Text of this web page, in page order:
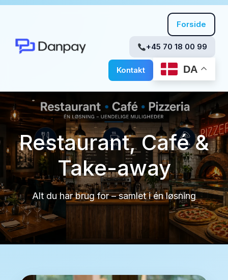
Forside
+45 70 18 00 99
Kontakt DA
Restaurant, Café &
Take-away
Alt du har brug for – samlet i én løsning